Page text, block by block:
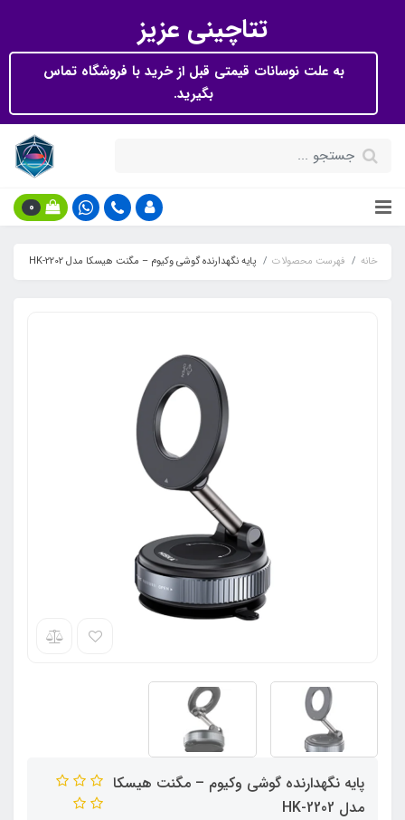
تتاچینی عزیز
به علت نوسانات قیمتی قبل از خرید با فروشگاه تماس
بگیرید.
0
خانه فهرست محصولات پایه نگهدارنده گوشی وکیوم – مگنت هیسکا مدل HK-2202
پایه نگهدارنده گوشی وکیوم – مگنت هیسکا
مدل HK-2202